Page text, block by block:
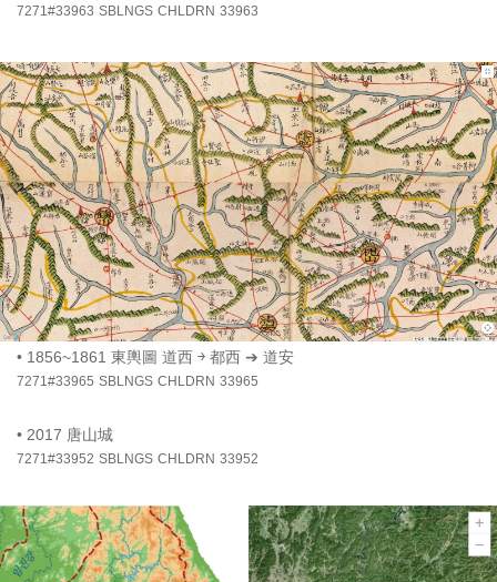
7271#33963 SBLNGS CHLDRN 33963
• 1856~1861 東輿圖 道西 ￫ 都西 ➔ 道安
7271#33965 SBLNGS CHLDRN 33965
• 2017 唐山城
7271#33952 SBLNGS CHLDRN 33952